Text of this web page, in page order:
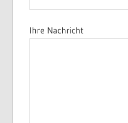
|
Ihre Nachricht